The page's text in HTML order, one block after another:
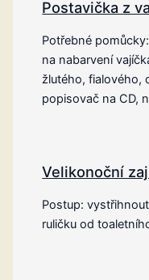
Postavička z
Potřebné
na nabarvení
žlutého, fialového,
popisovač na CD,
Velikonoční
Postup:
ruličku od